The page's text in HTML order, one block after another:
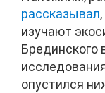
рассказывал
изучают
Брединского
опустился